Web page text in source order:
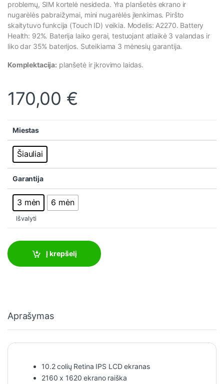
problemų, SIM kortelė nesideda. Yra planšetės ekrano ir
nugarėlės pabraižymai, mini nugarėlės įlenkimas. Piršto
skaitytuvo funkcija (Touch ID) veikia. Modelis: A2270. Battery
Health: 92%. Baterija laiko gerai, testuojant atlaikė 3 valandas ir
liko dar 35% baterijos. Suteikiama 3 mėnesių garantija.
Komplektacija: planšetė ir įkrovimo laidas.
170,00 €
Miestas
Šiauliai
Garantija
3 mėn 6 mėn
Išvalyti
Į krepšelį
Aprašymas
10.2 colių Retina IPS LCD ekranas
2160 x 1620 ekrano raiška